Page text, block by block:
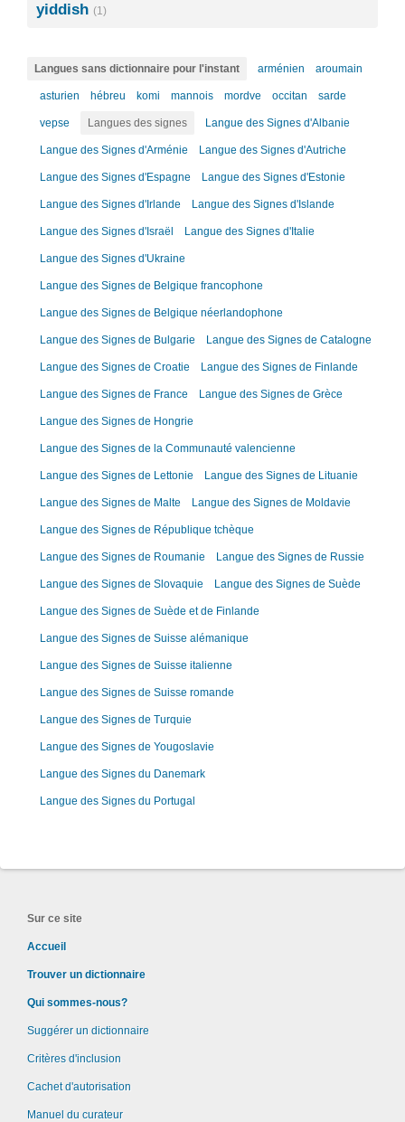
yiddish (1)
Langues sans dictionnaire pour l'instant arménien aroumain
asturien hébreu komi mannois mordve occitan sarde
vepse Langues des signes Langue des Signes d'Albanie
Langue des Signes d'Arménie Langue des Signes d'Autriche
Langue des Signes d'Espagne Langue des Signes d'Estonie
Langue des Signes d'Irlande Langue des Signes d'Islande
Langue des Signes d'Israël Langue des Signes d'Italie
Langue des Signes d'Ukraine
Langue des Signes de Belgique francophone
Langue des Signes de Belgique néerlandophone
Langue des Signes de Bulgarie Langue des Signes de Catalogne
Langue des Signes de Croatie Langue des Signes de Finlande
Langue des Signes de France Langue des Signes de Grèce
Langue des Signes de Hongrie
Langue des Signes de la Communauté valencienne
Langue des Signes de Lettonie Langue des Signes de Lituanie
Langue des Signes de Malte Langue des Signes de Moldavie
Langue des Signes de République tchèque
Langue des Signes de Roumanie Langue des Signes de Russie
Langue des Signes de Slovaquie Langue des Signes de Suède
Langue des Signes de Suède et de Finlande
Langue des Signes de Suisse alémanique
Langue des Signes de Suisse italienne
Langue des Signes de Suisse romande
Langue des Signes de Turquie
Langue des Signes de Yougoslavie
Langue des Signes du Danemark
Langue des Signes du Portugal
Sur ce site
Accueil
Trouver un dictionnaire
Qui sommes-nous?
Suggérer un dictionnaire
Critères d'inclusion
Cachet d'autorisation
Manuel du curateur